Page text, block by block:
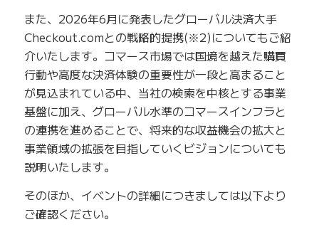
また、2026年6月に発表したグローバル決済大手
Checkout.comとの戦略的提携(※2)についてもご紹
介いたします。コマース市場では国境を越えた購買
行動や高度な決済体験の重要性が一段と高まること
が見込まれている中、当社の検索を中核とする事業
基盤に加え、グローバル水準のコマースインフラと
の連携を進めることで、将来的な収益機会の拡大と
事業領域の拡張を目指していくビジョンについても
説明いたします。
そのほか、イベントの詳細につきましては以下より
ご確認ください。